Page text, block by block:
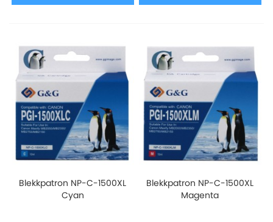
Blekkpatron NP-C-1500XL
Cyan
Blekkpatron NP-C-1500XL
Magenta